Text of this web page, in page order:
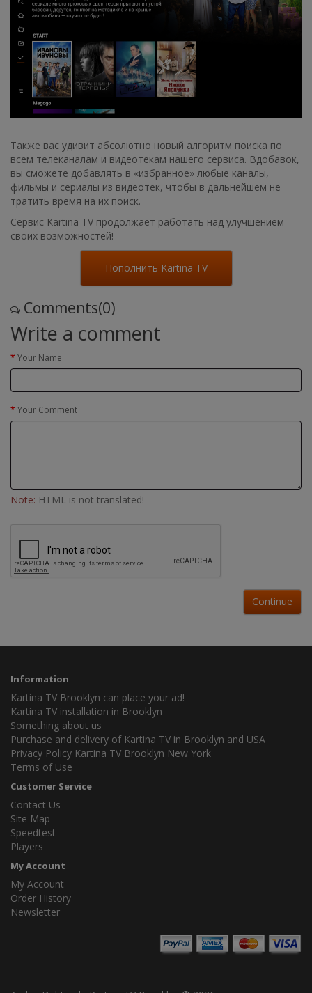
Также вас удивит абсолютно новый алгоритм поиска по
всем телеканалам и видеотекам нашего сервиса. Вдобавок,
вы сможете добавлять в «избранное» любые каналы,
фильмы и сериалы из видеотек, чтобы в дальнейшем не
тратить время на их поиск.
Сервис Kartina TV продолжает работать над улучшением
своих возможностей!
Пополнить Kartina TV
Comments(0)
Write a comment
Your Name
Your Comment
Note: HTML is not translated!
Continue
Information
Kartina TV Brooklyn can place your ad!
Kartina TV installation in Brooklyn
Something about us
Purchase and delivery of Kartina TV in Brooklyn and USA
Privacy Policy Kartina TV Brooklyn New York
Terms of Use
Customer Service
Contact Us
Site Map
Speedtest
Players
My Account
My Account
Order History
Newsletter